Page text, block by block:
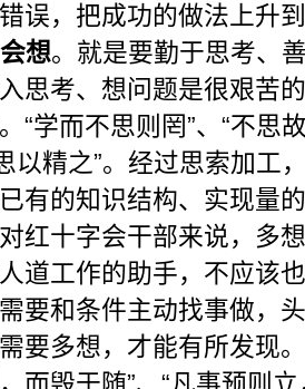
误，把成功的做法上升
会想。就是要勤于思考、
思考、想问题是很艰苦
“学而不思则罔”、“不思
以精之”。经过思索加
有的知识结构、实现量
红十字会干部来说，多
道工作的助手，不应该
要和条件主动找事做，
要多想，才能有所发现